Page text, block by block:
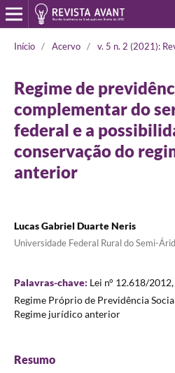
Início / Acervo / v. 5 n. 2 (2021):
Regime de
complementar do
federal e a
conservação do
anterior
Lucas Gabriel Duarte Neris
Universidade Federal Rural do Semi-
Palavras-chave: Lei n° 12.618/
Regime Próprio de Previdência
Regime jurídico anterior
Resumo